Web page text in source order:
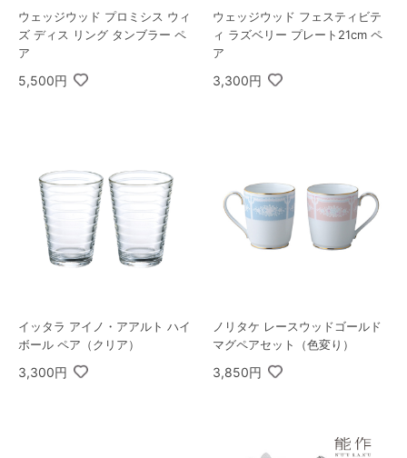
ウェッジウッド プロミシス ウィ
ズ ディス リング タンブラー ペ
ア
5,500円
ウェッジウッド フェスティビテ
ィ ラズベリー プレート21cm ペ
ア
3,300円
イッタラ アイノ・アアルト ハイ
ボール ペア（クリア）
3,300円
ノリタケ レースウッドゴールド
マグペアセット（色変り）
3,850円